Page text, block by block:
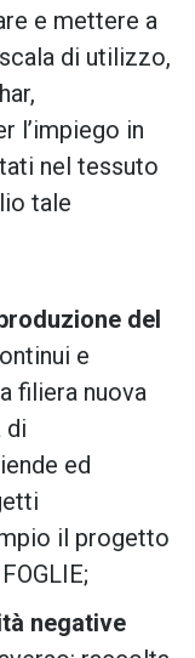
e mettere a
di utilizzo,
l’impiego in
nel tessuto
tale
del
e
filiera nuova
di
ed
il progetto
negative